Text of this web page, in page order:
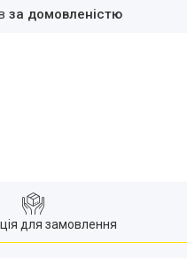
за домовленістю
для замовлення